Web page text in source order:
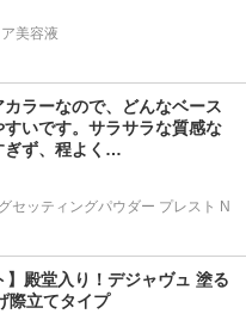
美容液
ラーなので、どんなベース
すいです。サラサラな質感な
ぎず、程よく…
セッティングパウダー プレスト N
】殿堂入り！デジャヴュ 塗る
際立てタイプ